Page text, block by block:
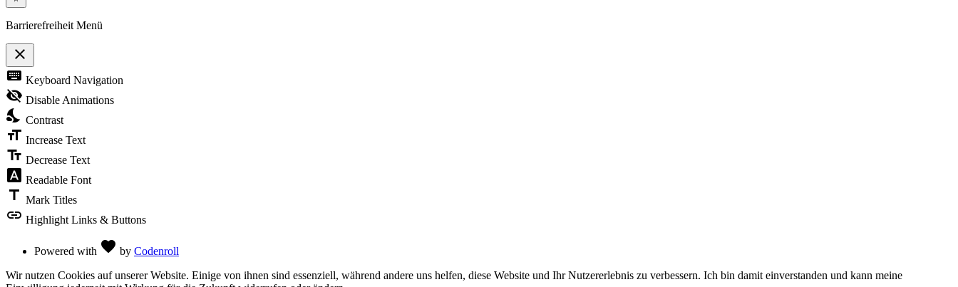
Barrierefreiheit Menü
close
Toggle
the
visibility
of
Accessibility
Toolbar
keyboard Keyboard Navigation
visibility_off Disable Animations
nights_stay Contrast
format_size Increase Text
text_fields Decrease Text
font_download Readable Font
title Mark Titles
link Highlight Links & Buttons
Powered with favorite by Codenroll
Wir nutzen Cookies auf unserer Website. Einige von ihnen sind essenziell, während andere uns helfen, diese Website und Ihr Nutzererlebnis zu verbessern. Ich bin damit einverstanden und kann meine